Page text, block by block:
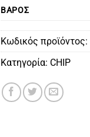
ΒΆΡΟΣ
Κωδικός προϊόντος:
Κατηγορία: CHIP